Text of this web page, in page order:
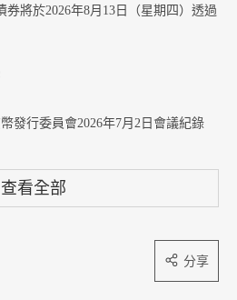
將於2026年8月13日（星期四）透過
發行委員會2026年7月2日會議紀錄
查看全部
分享